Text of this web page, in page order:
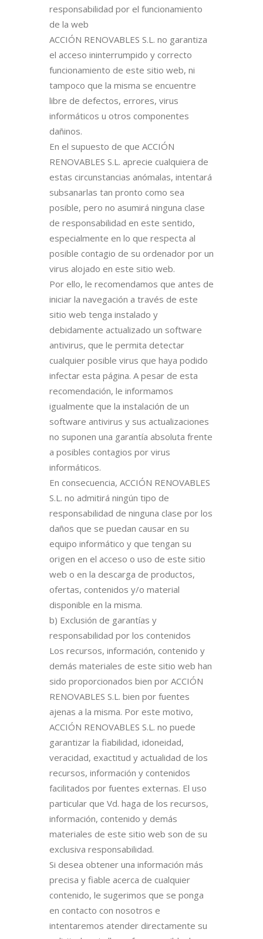
responsabilidad por el funcionamiento
de la web
ACCIÓN RENOVABLES S.L. no garantiza
el acceso ininterrumpido y correcto
funcionamiento de este sitio web, ni
tampoco que la misma se encuentre
libre de defectos, errores, virus
informáticos u otros componentes
dañinos.
En el supuesto de que ACCIÓN
RENOVABLES S.L. aprecie cualquiera de
estas circunstancias anómalas, intentará
subsanarlas tan pronto como sea
posible, pero no asumirá ninguna clase
de responsabilidad en este sentido,
especialmente en lo que respecta al
posible contagio de su ordenador por un
virus alojado en este sitio web.
Por ello, le recomendamos que antes de
iniciar la navegación a través de este
sitio web tenga instalado y
debidamente actualizado un software
antivirus, que le permita detectar
cualquier posible virus que haya podido
infectar esta página. A pesar de esta
recomendación, le informamos
igualmente que la instalación de un
software antivirus y sus actualizaciones
no suponen una garantía absoluta frente
a posibles contagios por virus
informáticos.
En consecuencia, ACCIÓN RENOVABLES
S.L. no admitirá ningún tipo de
responsabilidad de ninguna clase por los
daños que se puedan causar en su
equipo informático y que tengan su
origen en el acceso o uso de este sitio
web o en la descarga de productos,
ofertas, contenidos y/o material
disponible en la misma.
b) Exclusión de garantías y
responsabilidad por los contenidos
Los recursos, información, contenido y
demás materiales de este sitio web han
sido proporcionados bien por ACCIÓN
RENOVABLES S.L. bien por fuentes
ajenas a la misma. Por este motivo,
ACCIÓN RENOVABLES S.L. no puede
garantizar la fiabilidad, idoneidad,
veracidad, exactitud y actualidad de los
recursos, información y contenidos
facilitados por fuentes externas. El uso
particular que Vd. haga de los recursos,
información, contenido y demás
materiales de este sitio web son de su
exclusiva responsabilidad.
Si desea obtener una información más
precisa y fiable acerca de cualquier
contenido, le sugerimos que se ponga
en contacto con nosotros e
intentaremos atender directamente su